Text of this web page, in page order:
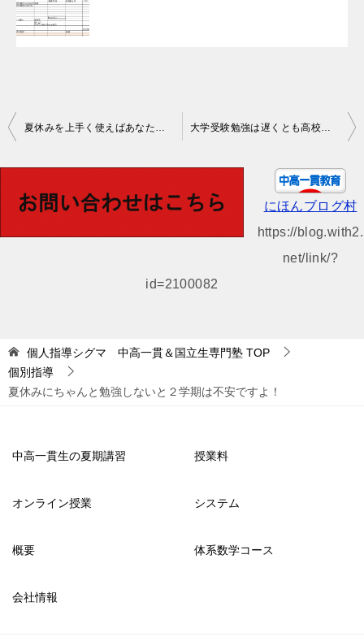
投
ビ
夏休みを上手く使えばあなたも変われるかも 大学受験勉強は遅くとも高校２年生の夏休みから
にほんブログ村
https://blog.with2.
net/link/?
id=2100082
個人指導シグマ 中高一貫＆国立生専門塾 TOP
個別指導
夏休みにちゃんと勉強しないと２学期は不安ですよ！
中高一貫生の夏期講習 授業料
オンライン授業 システム
概要 体系数学コース
会社情報